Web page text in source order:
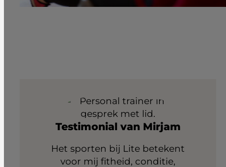
Testimonial van Mirjam
Het sporten bij Lite betekent
voor mij fitheid, conditie,